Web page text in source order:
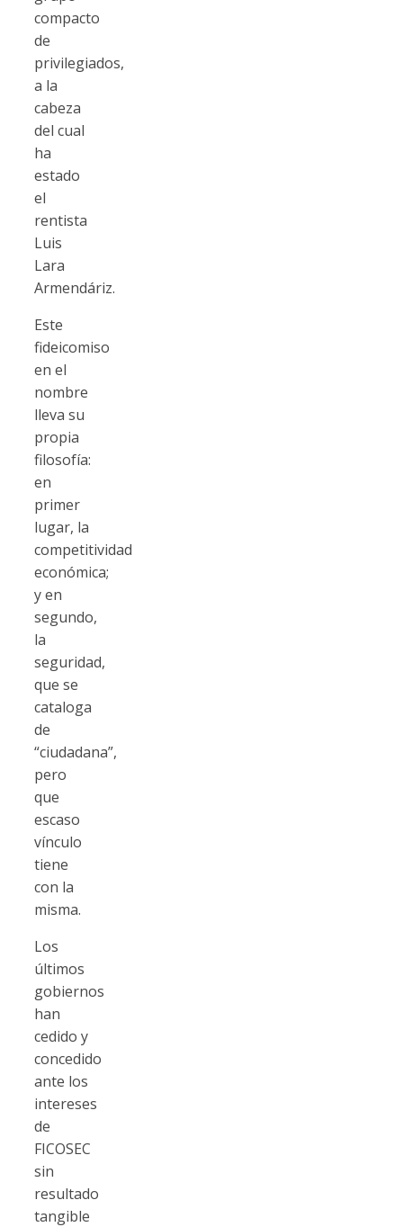
compacto
de
privilegiados,
a la
cabeza
del cual
ha
estado
el
rentista
Luis
Lara
Armendáriz.
Este
fideicomiso
en el
nombre
lleva su
propia
filosofía:
en
primer
lugar, la
competitividad
económica;
y en
segundo,
la
seguridad,
que se
cataloga
de
“ciudadana”,
pero
que
escaso
vínculo
tiene
con la
misma.
Los
últimos
gobiernos
han
cedido y
concedido
ante los
intereses
de
FICOSEC
sin
resultado
tangible